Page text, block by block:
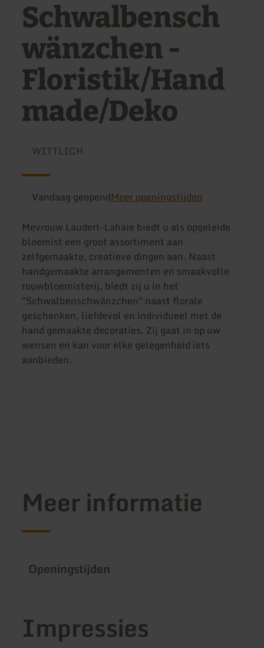
Schwalbensch
wänzchen -
Floristik/Hand
made/Deko
WITTLICH
Vandaag geopendMeer openingstijden
Mevrouw Laudert-Lahaie biedt u als opgeleide
bloemist een groot assortiment aan
zelfgemaakte, creatieve dingen aan. Naast
handgemaakte arrangementen en smaakvolle
rouwbloemisterij, biedt zij u in het
"Schwalbenschwänzchen" naast florale
geschenken, liefdevol en individueel met de
hand gemaakte decoraties. Zij gaat in op uw
wensen en kan voor elke gelegenheid iets
aanbieden.
Meer informatie
Openingstijden
Impressies